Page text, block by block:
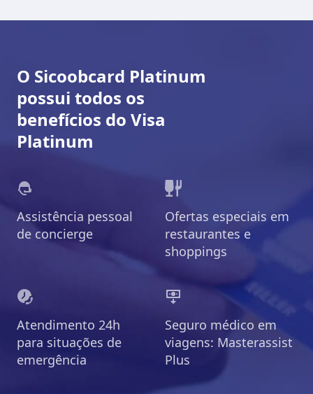
O Sicoobcard Platinum
possui todos os
benefícios do Visa
Platinum
Assistência pessoal
de concierge
Ofertas especiais em
restaurantes e
shoppings
Atendimento 24h
para situações de
emergência
Seguro médico em
viagens: Masterassist
Plus